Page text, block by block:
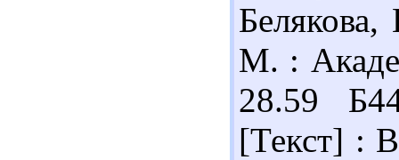
М. :
28.59
[Текст] :